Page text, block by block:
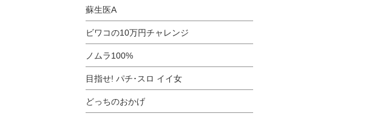
蘇生医A
ビワコの10万円チャレンジ
ノムラ100%
目指せ! パチ･スロ イイ女
どっちのおかげ